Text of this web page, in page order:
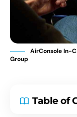
AirConsole In-
Group
Table of